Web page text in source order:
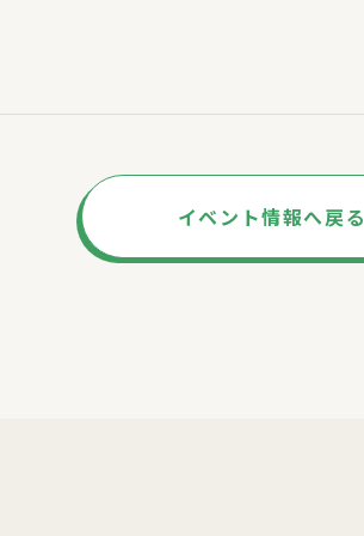
イベント情報へ戻る